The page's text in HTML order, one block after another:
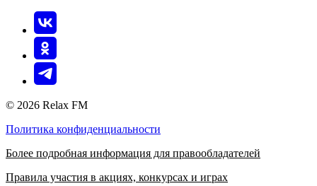
© 2026 Relax FM
Политика конфиденциальности
Более подробная информация для правообладателей
Правила участия в акциях, конкурсах и играх